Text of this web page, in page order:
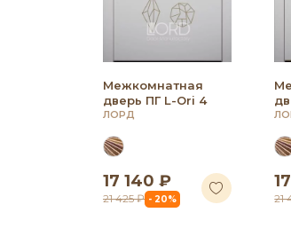
Межкомнатная
дверь ПГ L-Ori 4
ЛОРД
17 140 ₽
21 425 ₽ - 20% 21